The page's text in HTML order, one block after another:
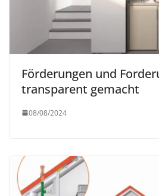
Förderungen und
transparent gemacht
08/08/2024